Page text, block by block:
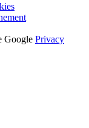
Google Privacy